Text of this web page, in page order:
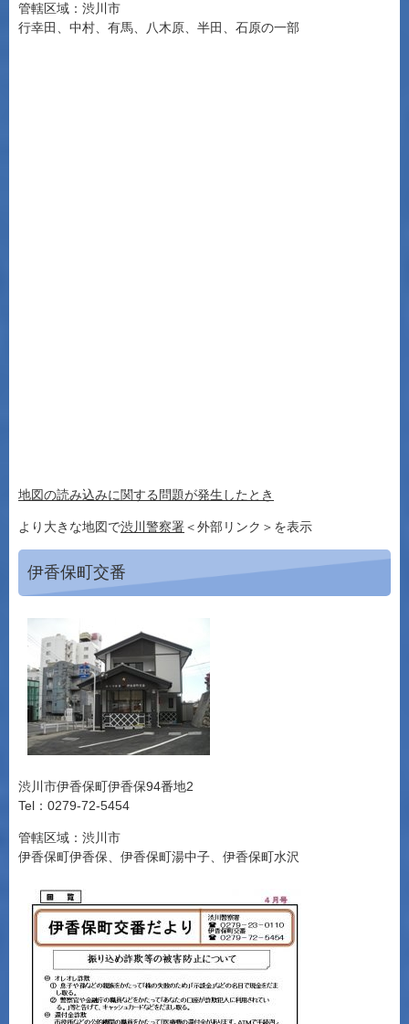
管轄区域：渋川市
行幸田、中村、有馬、八木原、半田、石原の一部
地図の読み込みに関する問題が発生したとき
より大きな地図で渋川警察署＜外部リンク＞ を表示
伊香保町交番
渋川市伊香保町伊香保94番地2
Tel：0279-72-5454
管轄区域：渋川市
伊香保町伊香保、伊香保町湯中子、伊香保町水沢